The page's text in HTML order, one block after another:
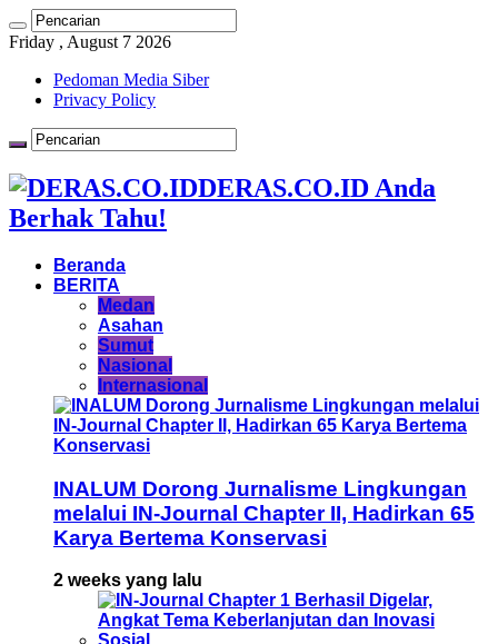
Friday , August 7 2026
Pedoman Media Siber
Privacy Policy
DERAS.CO.ID Anda
Berhak Tahu!
Beranda
BERITA
Medan
Asahan
Sumut
Nasional
Internasional
INALUM Dorong Jurnalisme Lingkungan
melalui IN-Journal Chapter II, Hadirkan 65
Karya Bertema Konservasi
2 weeks yang lalu